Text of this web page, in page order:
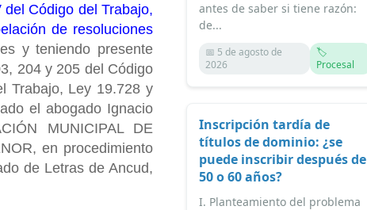
Código del Trabajo,
de resoluciones
y teniendo presente
204 y 205 del Código
Trabajo, Ley 19.728 y
el abogado Ignacio
MUNICIPAL DE
en procedimiento
de Letras de Ancud,
antes de saber si tiene razón:
de...
📅 5 de agosto de
2026
🏷️
Procesal
Inscripción tardía de
títulos de dominio: ¿se
puede inscribir después de
50 o 60 años?
I. Planteamiento del problema